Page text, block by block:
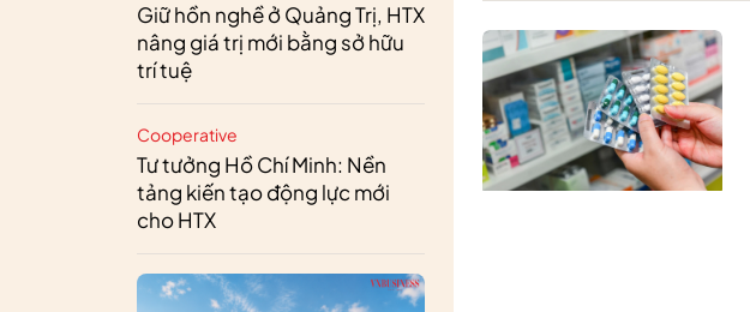
Giữ hồn nghề ở Quảng Trị, HTX
nâng giá trị mới bằng sở hữu
trí tuệ
Cooperative
Tư tưởng Hồ Chí Minh: Nền
tảng kiến tạo động lực mới
cho HTX